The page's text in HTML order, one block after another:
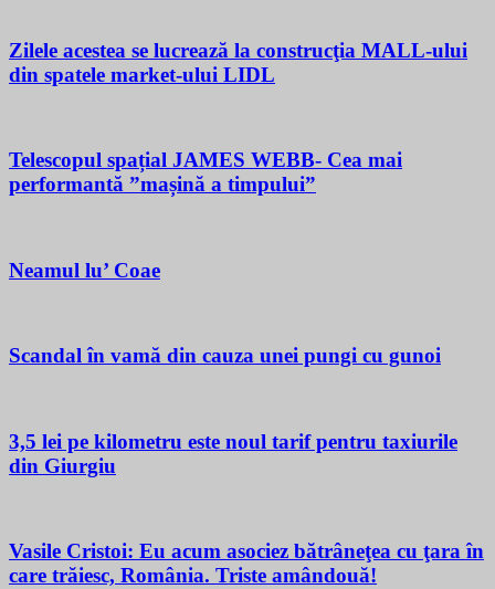
Zilele acestea se lucrează la construcţia MALL-ului
din spatele market-ului LIDL
Telescopul spațial JAMES WEBB- Cea mai
performantă ”mașină a timpului”
Neamul lu’ Coae
Scandal în vamă din cauza unei pungi cu gunoi
3,5 lei pe kilometru este noul tarif pentru taxiurile
din Giurgiu
Vasile Cristoi: Eu acum asociez bătrâneţea cu ţara în
care trăiesc, România. Triste amândouă!